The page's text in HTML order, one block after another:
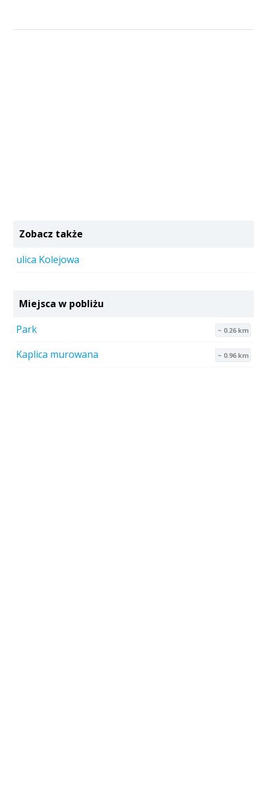
Zobacz także
ulica Kolejowa
Miejsca w pobliżu
Park
~ 0.26 km
Kaplica murowana ~ 0.96 km